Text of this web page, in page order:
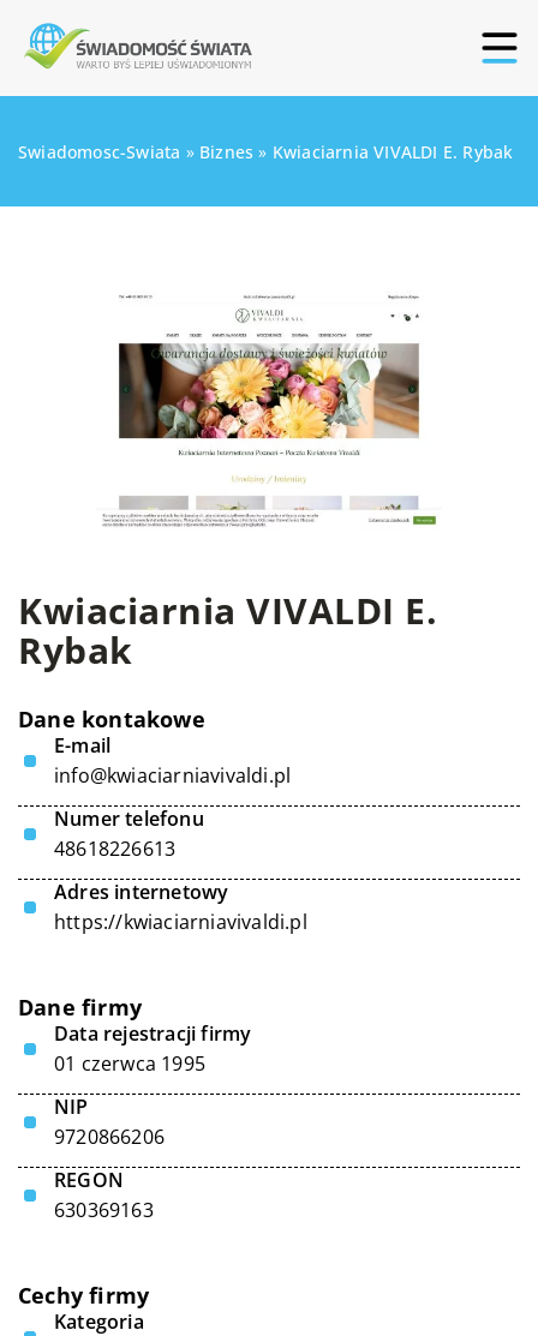
Swiadomosc-Swiata » Biznes » Kwiaciarnia VIVALDI E. Rybak
Kwiaciarnia VIVALDI E.
Rybak
Dane kontakowe
E-mail
info@kwiaciarniavivaldi.pl
Numer telefonu
48618226613
Adres internetowy
https://kwiaciarniavivaldi.pl
Dane firmy
Data rejestracji firmy
01 czerwca 1995
NIP
9720866206
REGON
630369163
Cechy firmy
Kategoria